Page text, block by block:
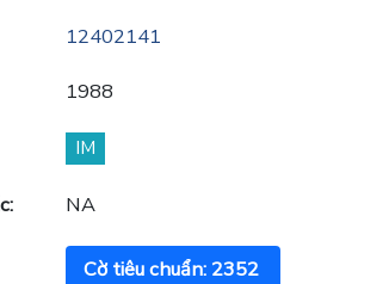
12402141
1988
IM
NA
Cờ tiêu chuẩn: 2352